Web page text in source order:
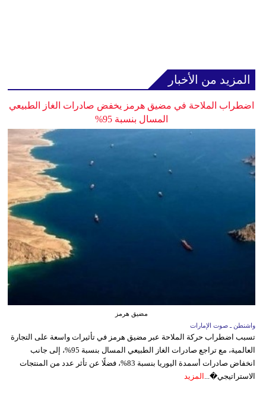
المزيد من الأخبار
اضطراب الملاحة في مضيق هرمز يخفض صادرات الغاز الطبيعي
المسال بنسبة 95%
مضيق هرمز
واشنطن ـ صوت الإمارات
تسبب اضطراب حركة الملاحة عبر مضيق هرمز في تأثيرات واسعة على التجارة
العالمية، مع تراجع صادرات الغاز الطبيعي المسال بنسبة 95%، إلى جانب
انخفاض صادرات أسمدة اليوريا بنسبة 83%، فضلًا عن تأثر عدد من المنتجات
الاستراتيجي�... المزيد